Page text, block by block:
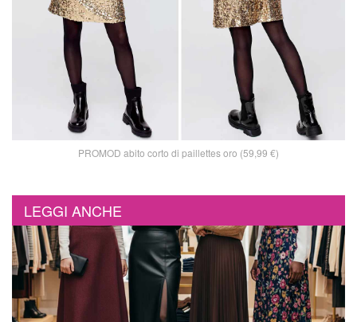
PROMOD abito corto di paillettes oro (59,99 €)
LEGGI ANCHE